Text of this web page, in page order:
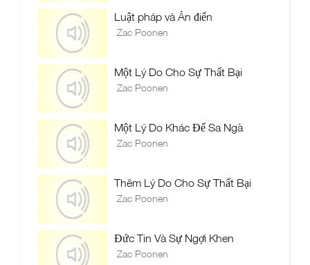
Luật pháp và Ân điển
Zac Poonen
Một Lý Do Cho Sự Thất Bại
Zac Poonen
Một Lý Do Khác Để Sa Ngã
Zac Poonen
Thêm Lý Do Cho Sự Thất Bại
Zac Poonen
Đức Tin Và Sự Ngợi Khen
Zac Poonen